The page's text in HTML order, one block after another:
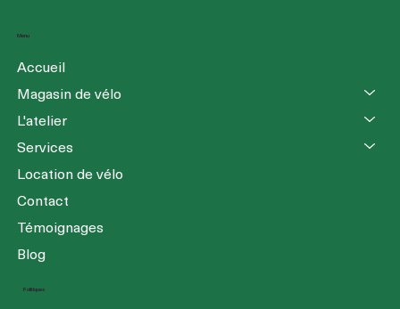
Menu
Accueil
Magasin de vélo
L'atelier
Services
Location de vélo
Contact
Témoignages
Blog
Politiques